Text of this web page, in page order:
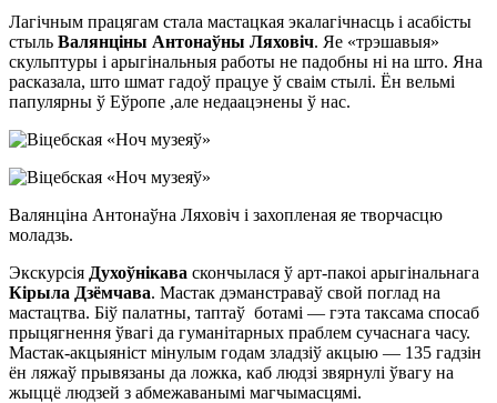
Лагічным працягам стала мастацкая экалагічнасць і асабісты
стыль Валянціны Антонаўны Ляховіч. Яе «трэшавыя»
скульптуры і арыгінальныя работы не падобны ні на што. Яна
расказала, што шмат гадоў працуе ў сваім стылі. Ён вельмі
папулярны ў Еўропе ,але недаацэнены ў нас.
Валянціна Антонаўна Ляховіч і захопленая яе творчасцю
моладзь.
Экскурсія Духоўнікава скончылася ў арт-пакоі арыгінальнага
Кірыла Дзёмчава. Мастак дэманстраваў свой поглад на
мастацтва. Біў палатны, таптаў ботамі — гэта таксама спосаб
прыцягнення ўвагі да гуманітарных праблем сучаснага часу.
Мастак-акцыяніст мінулым годам зладзіў акцыю — 135 гадзін
ён ляжаў прывязаны да ложка, каб людзі звярнулі ўвагу на
жыццё людзей з абмежаванымі магчымасцямі.